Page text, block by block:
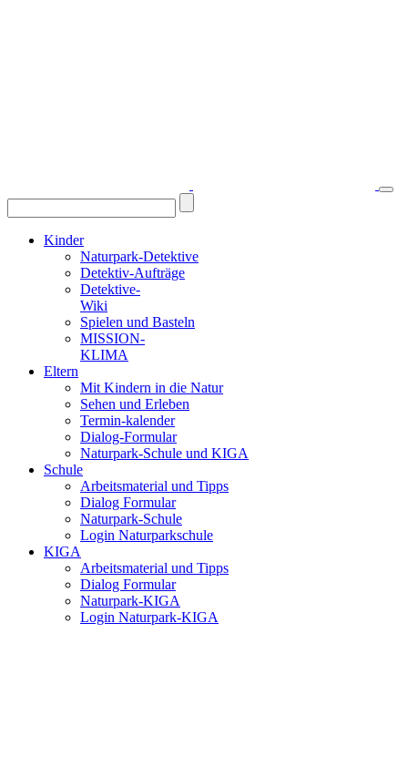
Kinder
Naturpark-Detektive
Detektiv-Aufträge
Detektive-
Wiki
Spielen und Basteln
MISSION-
KLIMA
Eltern
Mit Kindern in die Natur
Sehen und Erleben
Termin-kalender
Dialog-Formular
Naturpark-Schule und KIGA
Schule
Arbeitsmaterial und Tipps
Dialog Formular
Naturpark-Schule
Login Naturparkschule
KIGA
Arbeitsmaterial und Tipps
Dialog Formular
Naturpark-KIGA
Login Naturpark-KIGA